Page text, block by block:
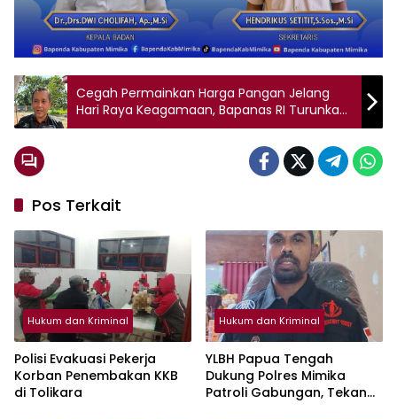
Cegah Permainkan Harga Pangan Jelang
Hari Raya Keagamaan, Bapanas RI Turunkan
Satgas Saber di Timika
Pos Terkait
Hukum dan Kriminal
Polisi Evakuasi Pekerja
Korban Penembakan KKB
di Tolikara
Hukum dan Kriminal
YLBH Papua Tengah
Dukung Polres Mimika
Patroli Gabungan, Tekan